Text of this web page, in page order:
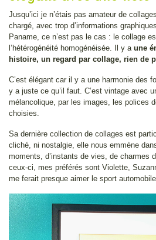
Jusqu’ici je n’étais pas amateur de
chargé, avec trop d’informations
Paname, ce n’est pas le cas : le collage
l’hétérogénéité homogénéisée. Il y a une
histoire, un regard par collage, rien de
C’est élégant car il y a une harmonie des
y a juste ce qu’il faut. C’est vintage avec
mélancolique, par les images, les polices
choisies.
Sa dernière collection de collages est
cliché, ni nostalgie, elle nous emmène
moments, d’instants de vies, de charmes
ceux-ci, mes préférés sont Violette,
me ferait presque aimer le sport